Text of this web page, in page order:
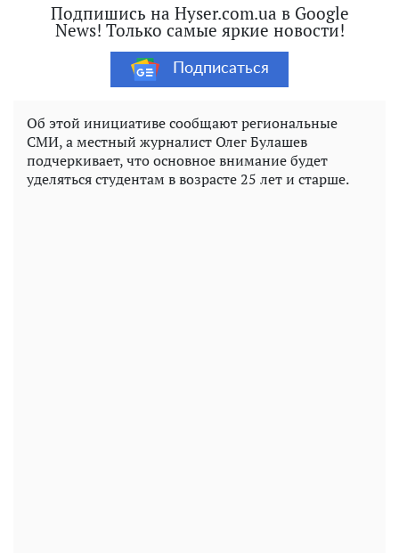
Подпишись на Hyser.com.ua в Google
News! Только самые яркие новости!
Подписаться
Об этой инициативе сообщают региональные
СМИ, а местный журналист Олег Булашев
подчеркивает, что основное внимание будет
уделяться студентам в возрасте 25 лет и старше.